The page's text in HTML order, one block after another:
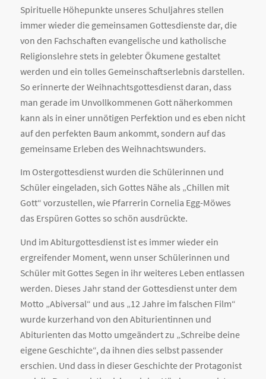
Spirituelle Höhepunkte unseres Schuljahres stellen
immer wieder die gemeinsamen Gottesdienste dar, die
von den Fachschaften evangelische und katholische
Religionslehre stets in gelebter Ökumene gestaltet
werden und ein tolles Gemeinschaftserlebnis darstellen.
So erinnerte der Weihnachtsgottesdienst daran, dass
man gerade im Unvollkommenen Gott näherkommen
kann als in einer unnötigen Perfektion und es eben nicht
auf den perfekten Baum ankommt, sondern auf das
gemeinsame Erleben des Weihnachtswunders.
Im Ostergottesdienst wurden die Schülerinnen und
Schüler eingeladen, sich Gottes Nähe als „Chillen mit
Gott“ vorzustellen, wie Pfarrerin Cornelia Egg-Möwes
das Erspüren Gottes so schön ausdrückte.
Und im Abiturgottesdienst ist es immer wieder ein
ergreifender Moment, wenn unser Schülerinnen und
Schüler mit Gottes Segen in ihr weiteres Leben entlassen
werden. Dieses Jahr stand der Gottesdienst unter dem
Motto „Abiversal“ und aus „12 Jahre im falschen Film“
wurde kurzerhand von den Abiturientinnen und
Abiturienten das Motto umgeändert zu „Schreibe deine
eigene Geschichte“, da ihnen dies selbst passender
erschien. Und dass in dieser Geschichte der Protagonist